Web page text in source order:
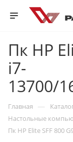
Пк HP
i7-
13700/
Главная —
Настольные
Пк HP Elite SFF 800